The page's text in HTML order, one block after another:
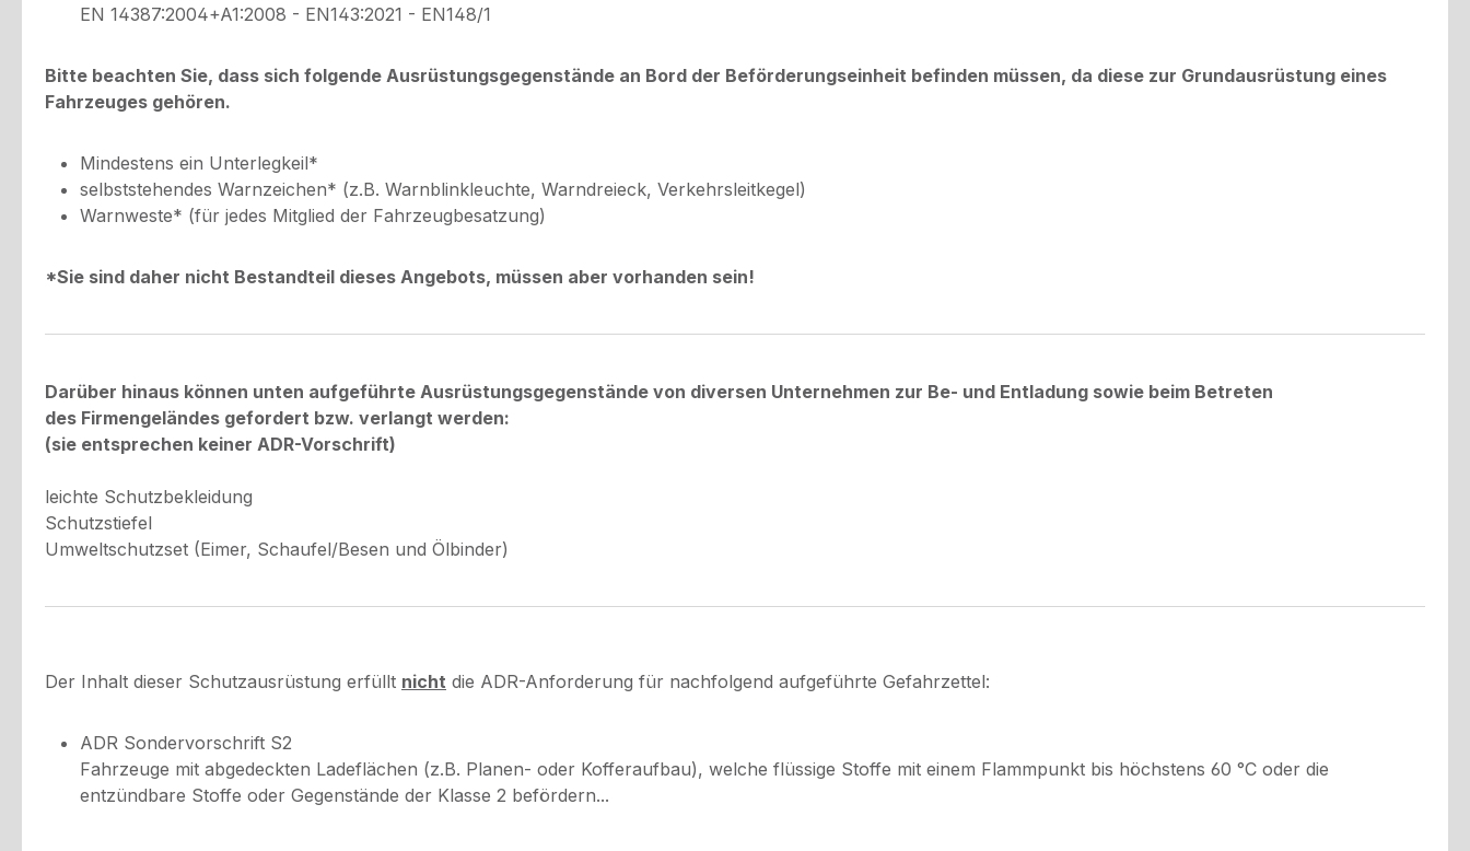
EN 14387:2004+A1:2008 - EN143:2021 - EN148/1
Bitte beachten Sie, dass sich folgende Ausrüstungsgegenstände an Bord der Beförderungseinheit befinden müssen, da diese zur Grundausrüstung eines
Fahrzeuges gehören.
Mindestens ein Unterlegkeil*
selbststehendes Warnzeichen* (z.B. Warnblinkleuchte, Warndreieck, Verkehrsleitkegel)
Warnweste* (für jedes Mitglied der Fahrzeugbesatzung)
*Sie sind daher nicht Bestandteil dieses Angebots, müssen aber vorhanden sein!
Darüber hinaus können unten aufgeführte Ausrüstungsgegenstände von diversen Unternehmen zur Be- und Entladung sowie beim Betreten
des Firmengeländes gefordert bzw. verlangt werden:
(sie entsprechen keiner ADR-Vorschrift)
leichte Schutzbekleidung
Schutzstiefel
Umweltschutzset (Eimer, Schaufel/Besen und Ölbinder)
Der Inhalt dieser Schutzausrüstung erfüllt nicht die ADR-Anforderung für nachfolgend aufgeführte Gefahrzettel:
ADR Sondervorschrift S2
Fahrzeuge mit abgedeckten Ladeflächen (z.B. Planen- oder Kofferaufbau), welche flüssige Stoffe mit einem Flammpunkt bis höchstens 60 °C oder die
entzündbare Stoffe oder Gegenstände der Klasse 2 befördern...